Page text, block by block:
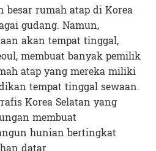
besar rumah atap di Korea
gudang. Namun,
akan tempat tinggal,
membuat banyak pemilik
atap yang mereka miliki
tempat tinggal sewaan.
Korea Selatan yang
membuat
hunian bertingkat